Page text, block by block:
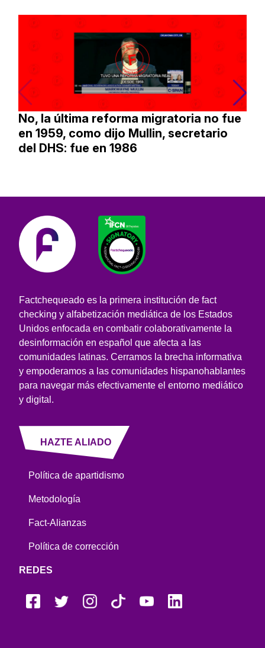
No, la última reforma migratoria no fue
en 1959, como dijo Mullin, secretario
del DHS: fue en 1986
Factchequeado es la primera institución de fact
checking y alfabetización mediática de los Estados
Unidos enfocada en combatir colaborativamente la
desinformación en español que afecta a las
comunidades latinas. Cerramos la brecha informativa
y empoderamos a las comunidades hispanohablantes
para navegar más efectivamente el entorno mediático
y digital.
HAZTE ALIADO
Política de apartidismo
Metodología
Fact-Alianzas
Política de corrección
REDES